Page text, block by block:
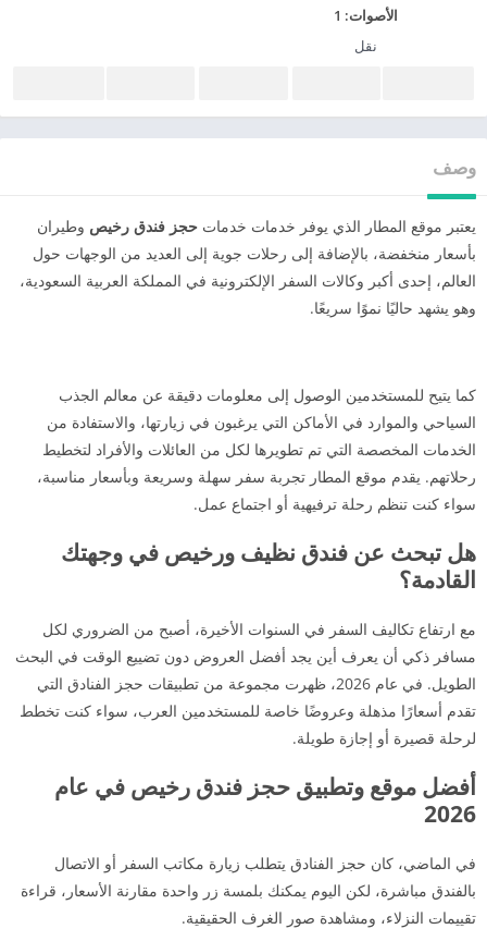
الأصوات: 1
نقل
وصف
يعتبر موقع المطار الذي يوفر خدمات خدمات حجز فندق رخيص وطيران
بأسعار منخفضة، بالإضافة إلى رحلات جوية إلى العديد من الوجهات حول
العالم، إحدى أكبر وكالات السفر الإلكترونية في المملكة العربية السعودية،
وهو يشهد حاليًا نموًا سريعًا.
كما يتيح للمستخدمين الوصول إلى معلومات دقيقة عن معالم الجذب
السياحي والموارد في الأماكن التي يرغبون في زيارتها، والاستفادة من
الخدمات المخصصة التي تم تطويرها لكل من العائلات والأفراد لتخطيط
رحلاتهم. يقدم موقع المطار تجربة سفر سهلة وسريعة وبأسعار مناسبة،
سواء كنت تنظم رحلة ترفيهية أو اجتماع عمل.
هل تبحث عن فندق نظيف ورخيص في وجهتك
القادمة؟
مع ارتفاع تكاليف السفر في السنوات الأخيرة، أصبح من الضروري لكل
مسافر ذكي أن يعرف أين يجد أفضل العروض دون تضييع الوقت في البحث
الطويل. في عام 2026، ظهرت مجموعة من تطبيقات حجز الفنادق التي
تقدم أسعارًا مذهلة وعروضًا خاصة للمستخدمين العرب، سواء كنت تخطط
لرحلة قصيرة أو إجازة طويلة.
أفضل موقع وتطبيق حجز فندق رخيص في عام
2026
في الماضي، كان حجز الفنادق يتطلب زيارة مكاتب السفر أو الاتصال
بالفندق مباشرة، لكن اليوم يمكنك بلمسة زر واحدة مقارنة الأسعار، قراءة
تقييمات النزلاء، ومشاهدة صور الغرف الحقيقية.